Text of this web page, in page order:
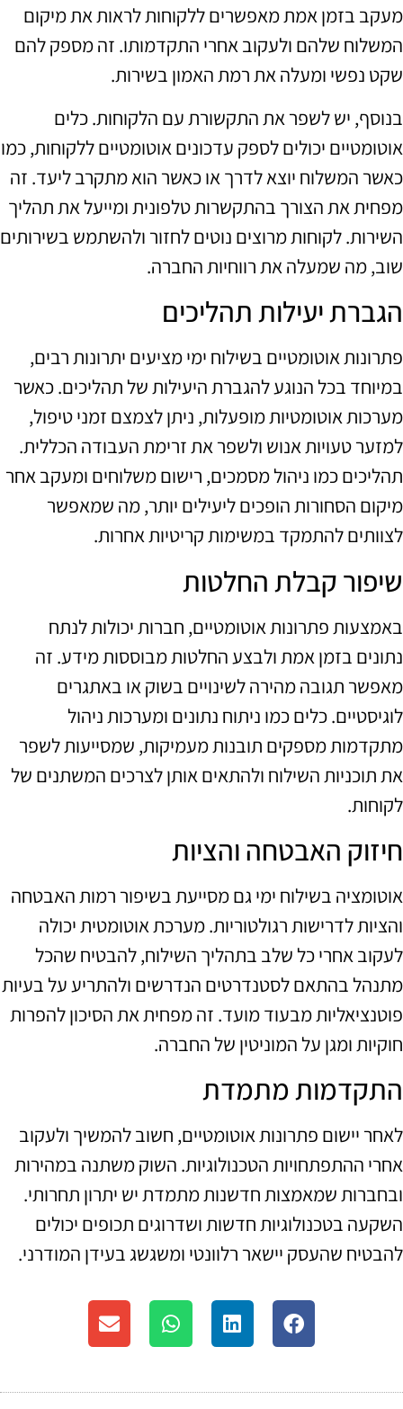
מעקב בזמן אמת מאפשרים ללקוחות לראות את מיקום
המשלוח שלהם ולעקוב אחרי התקדמותו. זה מספק להם
שקט נפשי ומעלה את רמת האמון בשירות.
בנוסף, יש לשפר את התקשורת עם הלקוחות. כלים
אוטומטיים יכולים לספק עדכונים אוטומטיים ללקוחות, כמו
כאשר המשלוח יוצא לדרך או כאשר הוא מתקרב ליעד. זה
מפחית את הצורך בהתקשרות טלפונית ומייעל את תהליך
השירות. לקוחות מרוצים נוטים לחזור ולהשתמש בשירותים
שוב, מה שמעלה את רווחיות החברה.
הגברת יעילות תהליכים
פתרונות אוטומטיים בשילוח ימי מציעים יתרונות רבים,
במיוחד בכל הנוגע להגברת היעילות של תהליכים. כאשר
מערכות אוטומטיות מופעלות, ניתן לצמצם זמני טיפול,
למזער טעויות אנוש ולשפר את זרימת העבודה הכללית.
תהליכים כמו ניהול מסמכים, רישום משלוחים ומעקב אחר
מיקום הסחורות הופכים ליעילים יותר, מה שמאפשר
לצוותים להתמקד במשימות קריטיות אחרות.
שיפור קבלת החלטות
באמצעות פתרונות אוטומטיים, חברות יכולות לנתח
נתונים בזמן אמת ולבצע החלטות מבוססות מידע. זה
מאפשר תגובה מהירה לשינויים בשוק או באתגרים
לוגיסטיים. כלים כמו ניתוח נתונים ומערכות ניהול
מתקדמות מספקים תובנות מעמיקות, שמסייעות לשפר
את תוכניות השילוח ולהתאים אותן לצרכים המשתנים של
לקוחות.
חיזוק האבטחה והציות
אוטומציה בשילוח ימי גם מסייעת בשיפור רמות האבטחה
והציות לדרישות רגולטוריות. מערכת אוטומטית יכולה
לעקוב אחרי כל שלב בתהליך השילוח, להבטיח שהכל
מתנהל בהתאם לסטנדרטים הנדרשים ולהתריע על בעיות
פוטנציאליות מבעוד מועד. זה מפחית את הסיכון להפרות
חוקיות ומגן על המוניטין של החברה.
התקדמות מתמדת
לאחר יישום פתרונות אוטומטיים, חשוב להמשיך ולעקוב
אחרי ההתפתחויות הטכנולוגיות. השוק משתנה במהירות
ובחברות שמאמצות חדשנות מתמדת יש יתרון תחרותי.
השקעה בטכנולוגיות חדשות ושדרוגים תכופים יכולים
להבטיח שהעסק יישאר רלוונטי ומשגשג בעידן המודרני.